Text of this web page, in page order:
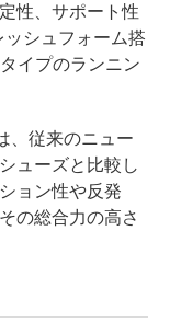
性、サポート性
シュフォーム搭
イプのランニン
、従来のニュー
ューズと比較し
ョン性や反発
の総合力の高さ